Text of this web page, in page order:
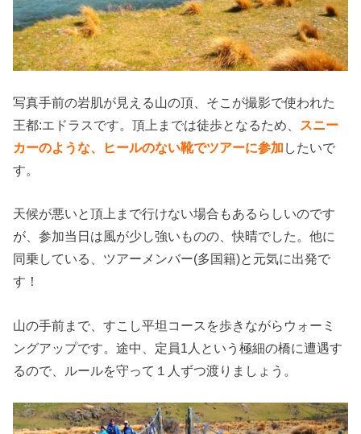
写真手前の岩肌が見える山の頂、そこが撮影で使われた
王都:エドラスです。頂上までは徒歩となるため、 スニー
カーのような、ヒールのない靴でツアーに参加 したいで
す。
天候が悪いと頂上まで行けない場合もあるらしいのです
が、参加当日は風が少し強いものの、快晴でした。他に
同乗している、ツアーメンバー(多国籍)と元気に出発で
す！
山の手前まで、すこし平坦コースを歩きながらウォーミ
ングアップです。途中、定員1人という極細の橋に遭遇す
るので、ルールを守って１人ずつ渡りましょう。